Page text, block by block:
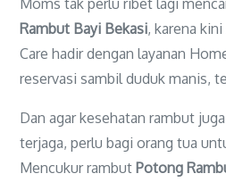
Rambut Bayi Bekasi, karena
Care hadir dengan layanan
reservasi sambil duduk manis,
Dan agar kesehatan rambut
terjaga, perlu bagi orang tua
Mencukur rambutPotong